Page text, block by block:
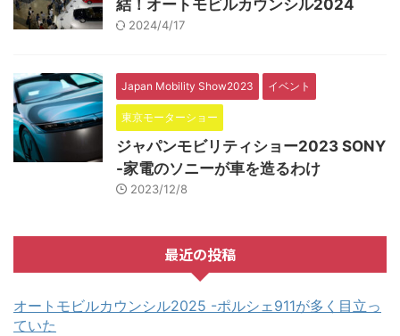
結！オートモビルカウンシル2024
2024/4/17
Japan Mobility Show2023 イベント
東京モーターショー
ジャパンモビリティショー2023 SONY
-家電のソニーが車を造るわけ
2023/12/8
最近の投稿
オートモビルカウンシル2025 -ポルシェ911が多く目立っ
ていた